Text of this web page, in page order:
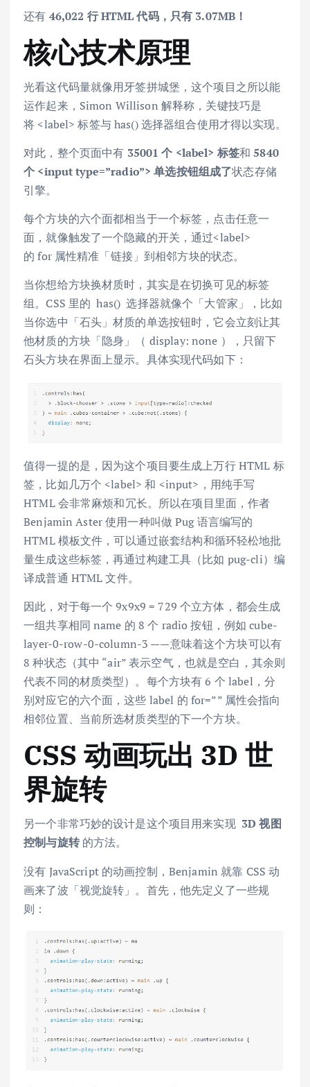
还有 46,022 行 HTML 代码，只有 3.07MB！
核心技术原理
光看这代码量就像用牙签拼城堡，这个项目之所以能
运作起来，Simon Willison 解释称，关键技巧是
将 <label> 标签与 has() 选择器组合使用才得以实现。
对此，整个页面中有 35001 个 <label> 标签和5840
个 <input type=”radio”> 单选按钮组成了状态存储
引擎。
每个方块的六个面都相当于一个标签，点击任意一
面，就像触发了一个隐藏的开关，通过<label>
的 for 属性精准「链接」到相邻方块的状态。
当你想给方块换材质时，其实是在切换可见的标签
组。CSS 里的 has() 选择器就像个「大管家」，比如
当你选中「石头」材质的单选按钮时，它会立刻让其
他材质的方块「隐身」（ display: none ），只留下
石头方块在界面上显示。具体实现代码如下：
值得一提的是，因为这个项目要生成上万行 HTML 标
签，比如几万个 <label> 和 <input>，用纯手写
HTML 会非常麻烦和冗长。所以在项目里面，作者
Benjamin Aster 使用一种叫做 Pug 语言编写的
HTML 模板文件，可以通过嵌套结构和循环轻松地批
量生成这些标签，再通过构建工具（比如 pug-cli）编
译成普通 HTML 文件。
因此，对于每一个 9x9x9 = 729 个立方体，都会生成
一组共享相同 name 的 8 个 radio 按钮，例如 cube-
layer-0-row-0-column-3 ——意味着这个方块可以有
8 种状态（其中 “air” 表示空气，也就是空白，其余则
代表不同的材质类型）。每个方块有 6 个 label，分
别对应它的六个面，这些 label 的 for=”” 属性会指向
相邻位置、当前所选材质类型的下一个方块。
CSS 动画玩出 3D 世
界旋转
另一个非常巧妙的设计是这个项目用来实现 3D 视图
控制与旋转的方法。
没有 JavaScript 的动画控制，Benjamin 就靠 CSS 动
画来了波「视觉旋转」。首先，他先定义了一些规
则：